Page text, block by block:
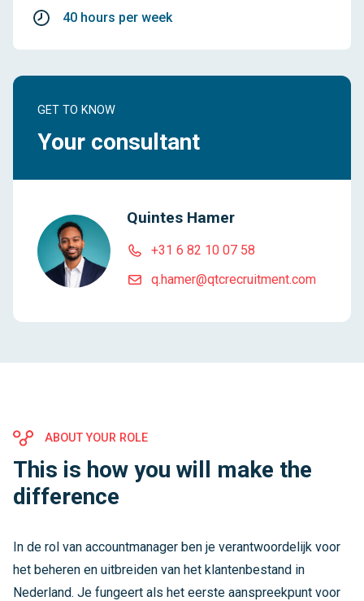
40 hours per week
GET TO KNOW
Your consultant
Quintes Hamer
+31 6 82 10 07 58
q.hamer@qtcrecruitment.com
ABOUT YOUR ROLE
This is how you will make the
difference
In de rol van accountmanager ben je verantwoordelijk voor
het beheren en uitbreiden van het klantenbestand in
Nederland. Je fungeert als het eerste aanspreekpunt voor